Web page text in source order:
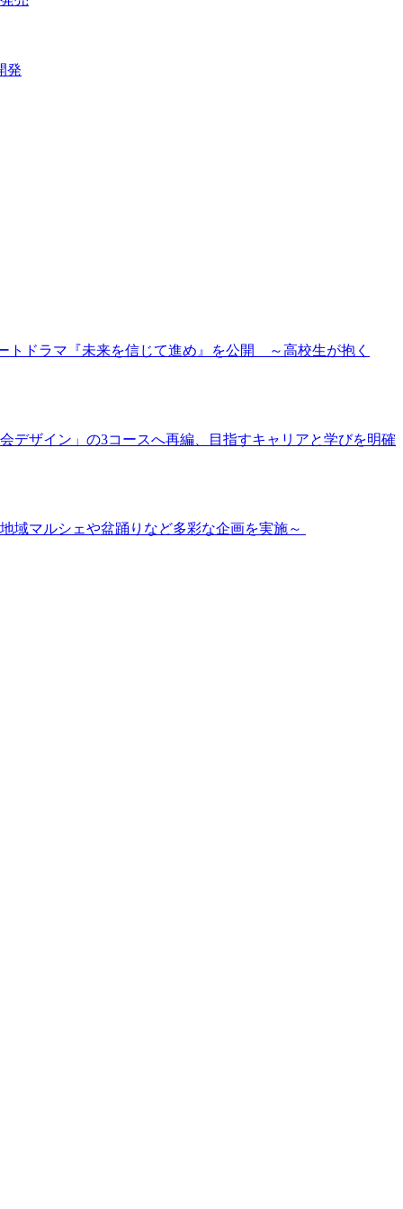
発
ドラマ『未来を信じて進め』を公開 ～高校生が抱く
デザイン」の3コースへ再編、目指すキャリアと学びを明確
域マルシェや盆踊りなど多彩な企画を実施～